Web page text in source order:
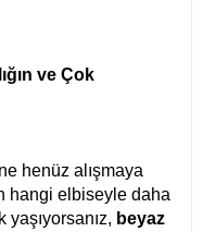
ve Çok
henüz alışmaya
hangi elbiseyle daha
yaşıyorsanız, beyaz